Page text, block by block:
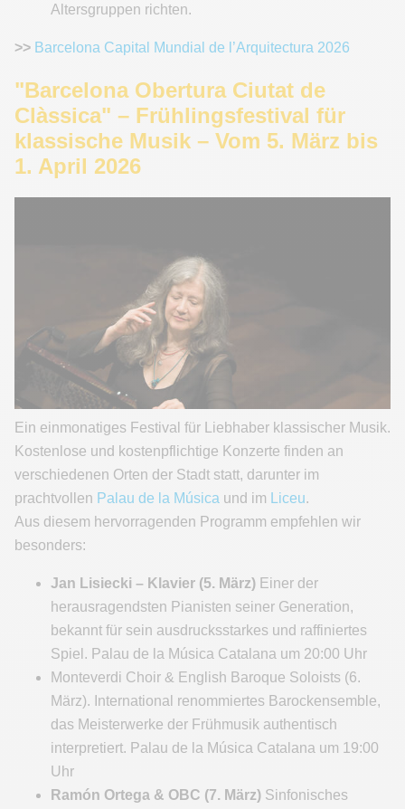
Altersgruppen richten.
>> Barcelona Capital Mundial de l’Arquitectura 2026
"Barcelona Obertura Ciutat de
Clàssica" – Frühlingsfestival für
klassische Musik – Vom 5. März bis
1. April 2026
Ein einmonatiges Festival für Liebhaber klassischer Musik.
Kostenlose und kostenpflichtige Konzerte finden an
verschiedenen Orten der Stadt statt, darunter im
prachtvollen Palau de la Música und im Liceu.
Aus diesem hervorragenden Programm empfehlen wir
besonders:
Jan Lisiecki – Klavier (5. März) Einer der
herausragendsten Pianisten seiner Generation,
bekannt für sein ausdrucksstarkes und raffiniertes
Spiel. Palau de la Música Catalana um 20:00 Uhr
Monteverdi Choir & English Baroque Soloists (6.
März). International renommiertes Barockensemble,
das Meisterwerke der Frühmusik authentisch
interpretiert. Palau de la Música Catalana um 19:00
Uhr
Ramón Ortega & OBC (7. März) Sinfonisches